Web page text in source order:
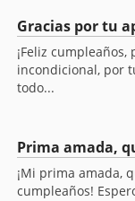
Gracias por tu
¡Feliz
incondicional, por
todo...
Prima amada,
¡Mi prima amada,
cumpleaños!